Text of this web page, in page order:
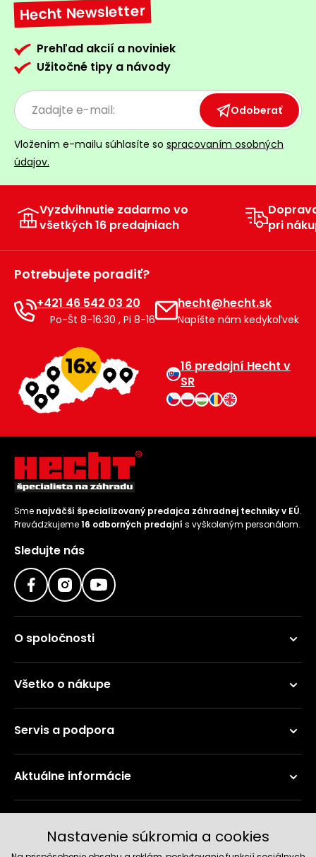
Hecht Newsletter
Prehľad akcií a noviniek
Užitočné tipy a návody
Odoberať
Vložením e-mailu súhlasíte so spracovaním osobných
údajov.
Vyzdvihnutie zadarmo vo
všetkých 16 predajniach
pri
Potrebujete poradiť?
+421 46 542 03 20
Po-Št 8-16:30 , Pi 8-16
hecht@hecht.sk
Napíšte nám kedykoľvek
16 predajní Hecht v
SR
Sme najväčší špecializovaný predajca záhradnej techniky v EÚ.
Prevádzkujeme16 odborných predajní s vyškoleným personálom.
Sledujte nás
O spoločnosti
Všetko o nákupe
Servis a podpora
Aktuálne informácie
Nastavenie súkromia a cookies